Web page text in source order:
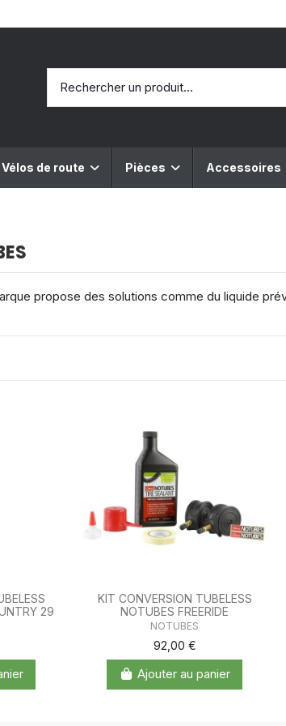
Vélos de route Pièces Accessoires
propose des solutions comme du liquide
29
KIT CONVERSION TUBELESS
NOTUBES FREERIDE
NOTUBES
92,00 €
Ajouter au panier